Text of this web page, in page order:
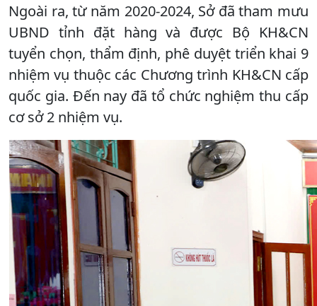
Ngoài ra, từ năm 2020-2024, Sở đã tham mưu
UBND tỉnh đặt hàng và được Bộ KH&CN
tuyển chọn, thẩm định, phê duyệt triển khai 9
nhiệm vụ thuộc các Chương trình KH&CN cấp
quốc gia. Đến nay đã tổ chức nghiệm thu cấp
cơ sở 2 nhiệm vụ.